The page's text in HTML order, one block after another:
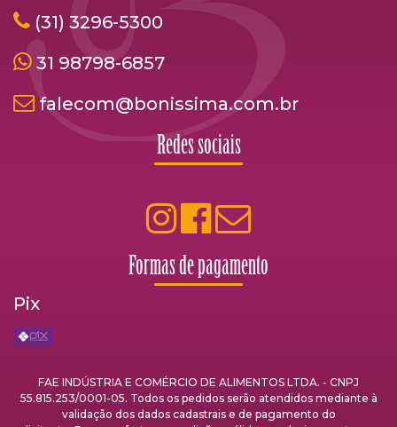
(31) 3296-5300
31 98798-6857
falecom@bonissima.com.br
Redes sociais
Formas de pagamento
Pix
FAE INDÚSTRIA E COMÉRCIO DE ALIMENTOS LTDA. - CNPJ
55.815.253/0001-05. Todos os pedidos serão atendidos mediante à
validação dos dados cadastrais e de pagamento do